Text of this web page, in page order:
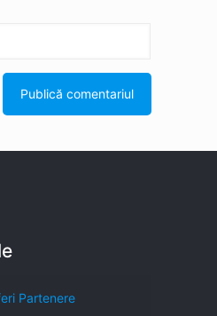
Partenere